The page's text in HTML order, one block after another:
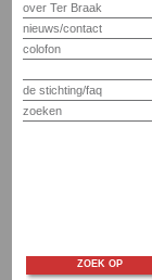
over Ter Braak
nieuws/contact
colofon
de stichting/faq
zoeken
ZOEK OP